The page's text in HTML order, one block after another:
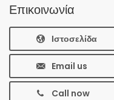
Επικοινωνία
Ιστοσελίδα
Email us
Call now